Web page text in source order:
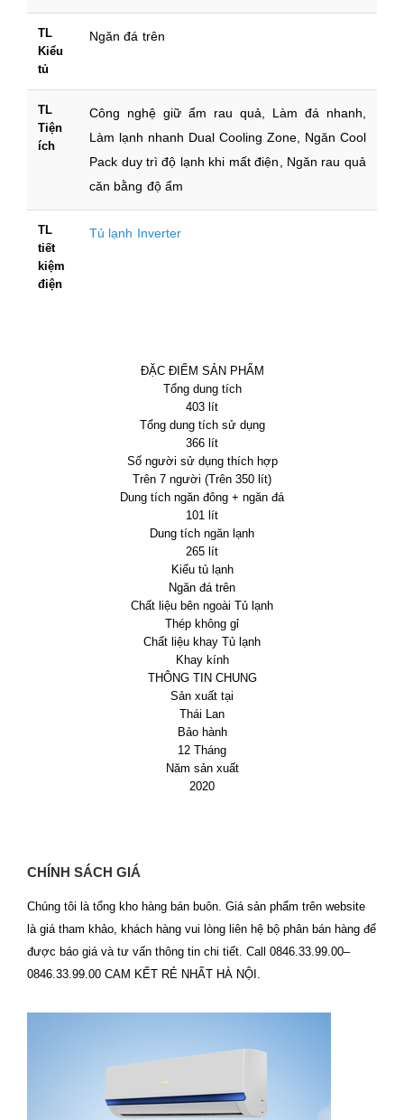
TL
Kiểu
tủ
Ngăn đá trên
TL
Tiện
ích
Công nghệ giữ ẩm rau quả, Làm đá nhanh,
Làm lạnh nhanh Dual Cooling Zone, Ngăn Cool
Pack duy trì độ lạnh khi mất điện, Ngăn rau quả
căn bằng độ ẩm
TL
tiết
kiệm
điện
Tủ lạnh Inverter
ĐẶC ĐIỂM SẢN PHẨM
Tổng dung tích
403 lít
Tổng dung tích sử dụng
366 lít
Số người sử dụng thích hợp
Trên 7 người (Trên 350 lít)
Dung tích ngăn đông + ngăn đá
101 lít
Dung tích ngăn lạnh
265 lít
Kiểu tủ lạnh
Ngăn đá trên
Chất liệu bên ngoài Tủ lạnh
Thép không gỉ
Chất liệu khay Tủ lạnh
Khay kính
THÔNG TIN CHUNG
Sản xuất tại
Thái Lan
Bảo hành
12 Tháng
Năm sản xuất
2020
CHÍNH SÁCH GIÁ
Chúng tôi là tổng kho hàng bán buôn. Giá sản phẩm trên website
là giá tham khảo, khách hàng vui lòng liên hệ bộ phân bán hàng để
được báo giá và tư vấn thông tin chi tiết. Call 0846.33.99.00–
0846.33.99.00 CAM KẾT RẺ NHẤT HÀ NỘI.